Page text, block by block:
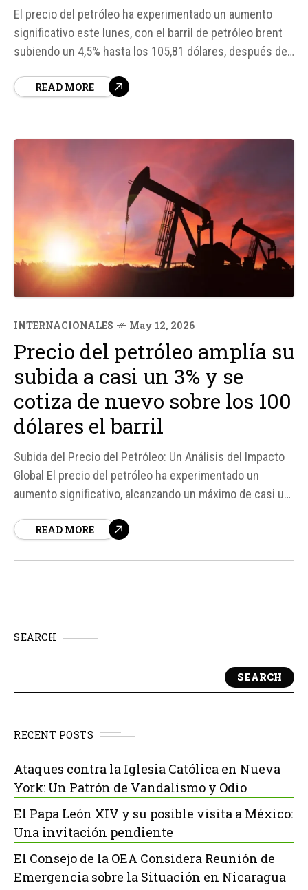
El precio del petróleo ha experimentado un aumento
significativo este lunes, con el barril de petróleo brent
subiendo un 4,5% hasta los 105,81 dólares, después de
Unidos. Según fuentes, el presidente estadounidense,
READ MORE
INTERNACIONALES May 12, 2026
Precio del petróleo amplía su
subida a casi un 3% y se
cotiza de nuevo sobre los 100
dólares el barril
Subida del Precio del Petróleo: Un Análisis del Impacto
Global El precio del petróleo ha experimentado un
aumento significativo, alcanzando un máximo de casi un
incremento se debe en parte a las tensiones
READ MORE
SEARCH
SEARCH
RECENT POSTS
Ataques contra la Iglesia Católica en Nueva
York: Un Patrón de Vandalismo y Odio
El Papa León XIV y su posible visita a México:
Una invitación pendiente
El Consejo de la OEA Considera Reunión de
Emergencia sobre la Situación en Nicaragua